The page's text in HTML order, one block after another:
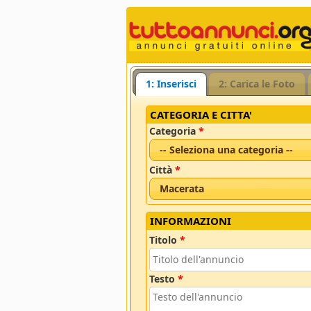
1: Inserisci 2: Carica le Foto
CATEGORIA E CITTA'
Categoria*
-- Seleziona una categoria --
Città*
Macerata
INFORMAZIONI
Titolo*
Testo*